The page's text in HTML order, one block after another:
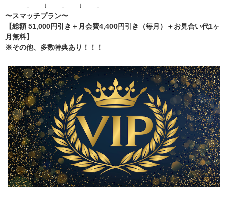
↓ ↓ ↓ ↓ ↓
〜スマッチプラン〜
【総額 51,000円引き＋月会費4,400円引き（毎月）＋お見合い代1ヶ
月無料】
※その他、多数特典あり！！！